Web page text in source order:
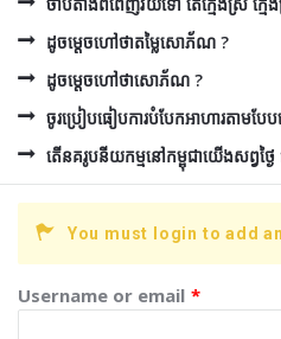
ដូចម្ដេចហៅថាតម្លៃសោភ័ណ ?
ដូចម្ដេចហៅថាសោភ័ណ ?
ចូរប្រៀបធៀបការបំបែកអាហារតាមប
តើនគរូបនីយកម្មនៅកម្ពុជាយើងសព្វថ្ងៃ
You must login to add
Username or email *